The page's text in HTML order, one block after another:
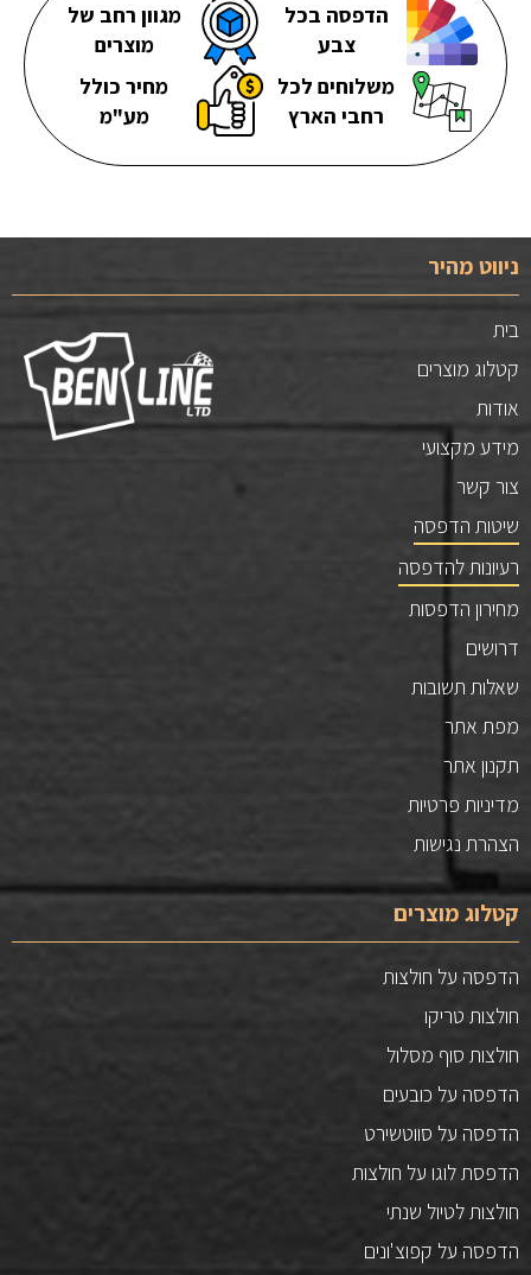
הדפסה בכל
צבע
מגוון רחב של
מוצרים
משלוחים לכל
רחבי הארץ
מחיר כולל
מע"מ
ניווט מהיר
בית
קטלוג מוצרים
אודות
מידע מקצועי
צור קשר
שיטות הדפסה
רעיונות להדפסה
מחירון הדפסות
דרושים
שאלות תשובות
מפת אתר
תקנון אתר
מדיניות פרטיות
הצהרת נגישות
קטלוג מוצרים
הדפסה על חולצות
חולצות טריקו
חולצות סוף מסלול
הדפסה על כובעים
הדפסה על סווטשירט
הדפסת לוגו על חולצות
חולצות לטיול שנתי
הדפסה על קפוצ'ונים